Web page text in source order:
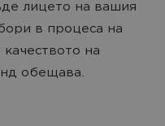
лицето на вашия
в процеса на
на
обещава.